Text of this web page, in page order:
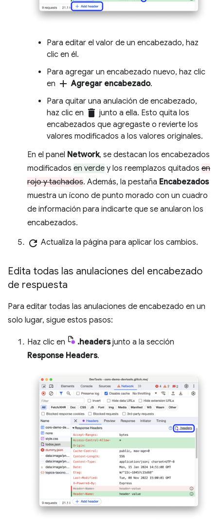
Para editar el valor de un encabezado, haz
clic en él.
Para agregar un encabezado nuevo, haz clic
en add Agregar encabezado.
Para quitar una anulación de encabezado,
haz clic en delete junto a ella. Esto quita los
encabezados que agregaste o revierte los
valores modificados a los valores originales.
En el panel Network, se destacan los encabezados
modificados en verde y los reemplazos quitados en
rojo y tachados. Además, la pestaña Encabezados
muestra un ícono de punto morado con un cuadro
de información para indicarte que se anularon los
encabezados.
refresh Actualiza la página para aplicar los cambios.
Edita todas las anulaciones del encabezado
de respuesta
Para editar todas las anulaciones de encabezado en un
solo lugar, sigue estos pasos:
Haz clic en .headersjunto a la sección
Response Headers.